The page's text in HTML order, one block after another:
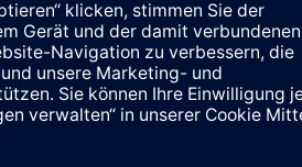
Toolcraft AG. Das Angebot
additiven
Web-basierte Lösung genutzt
und Kosten.